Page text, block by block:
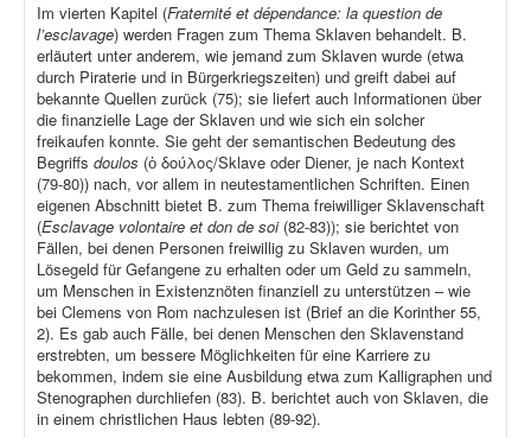
Im vierten Kapitel (Fraternité et dépendance: la question de
l’esclavage) werden Fragen zum Thema Sklaven behandelt. B.
erläutert unter anderem, wie jemand zum Sklaven wurde (etwa
durch Piraterie und in Bürgerkriegszeiten) und greift dabei auf
bekannte Quellen zurück (75); sie liefert auch Informationen über
die finanzielle Lage der Sklaven und wie sich ein solcher
freikaufen konnte. Sie geht der semantischen Bedeutung des
Begriffs doulos (ὁ δούλος/Sklave oder Diener, je nach Kontext
(79-80)) nach, vor allem in neutestamentlichen Schriften. Einen
eigenen Abschnitt bietet B. zum Thema freiwilliger Sklavenschaft
(Esclavage volontaire et don de soi(82-83)); sie berichtet von
Fällen, bei denen Personen freiwillig zu Sklaven wurden, um
Lösegeld für Gefangene zu erhalten oder um Geld zu sammeln,
um Menschen in Existenznöten finanziell zu unterstützen – wie
bei Clemens von Rom nachzulesen ist (Brief an die Korinther 55,
2). Es gab auch Fälle, bei denen Menschen den Sklavenstand
erstrebten, um bessere Möglichkeiten für eine Karriere zu
bekommen, indem sie eine Ausbildung etwa zum Kalligraphen und
Stenographen durchliefen (83). B. berichtet auch von Sklaven, die
in einem christlichen Haus lebten (89-92).